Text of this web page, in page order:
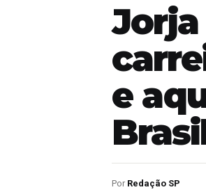
e
Por Redação SP